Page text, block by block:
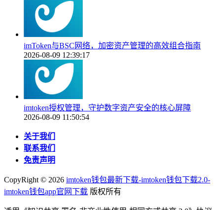
imToken与BSC网络，加密资产管理的高效组合指南
2026-08-09 12:39:17
imtoken授权管理，守护数字资产安全的核心屏障
2026-08-09 11:50:54
关于我们
联系我们
免责声明
CopyRight © 2026 imtoken钱包最新下载-imtoken钱包下载2.0-
imtoken钱包app官网下载 版权所有